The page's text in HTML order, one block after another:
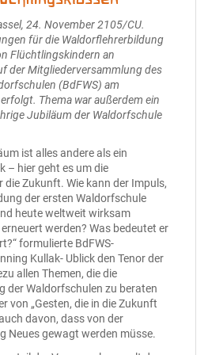
24. November 2105/CU.
für die Waldorflehrerbildung
Flüchtlingskindern an
der Mitgliederversammlung des
(BdFWS) am
Thema war außerdem ein
Jubiläum der Waldorfschule
ist alles andere als ein
– hier geht es um die
Zukunft. Wie kann der Impuls,
der ersten Waldorfschule
heute weltweit wirksam
werden? Was bedeutet er
formulierte BdFWS-
Kullak- Ublick den Tenor der
allen Themen, die die
der Waldorfschulen zu beraten
von „Gesten, die in die Zukunft
davon, dass von der
Neues gewagt werden müsse.